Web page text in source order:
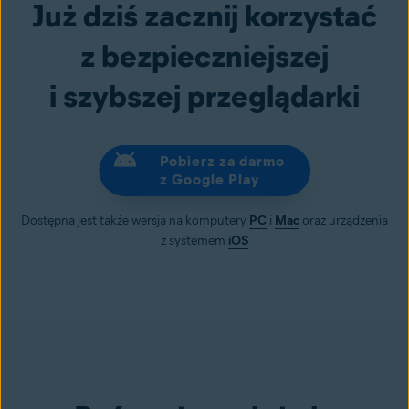
Już dziś zacznij korzystać
z bezpieczniejszej
i szybszej przeglądarki
Pobierz za darmo
z Google Play
Dostępna jest także wersja na komputery PC i Mac oraz urządzenia
z systemem iOS